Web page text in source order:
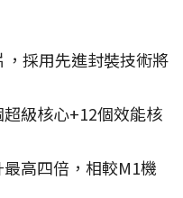
，採用先進封裝技術將
級核心+12個效能核
高四倍，相較M1機